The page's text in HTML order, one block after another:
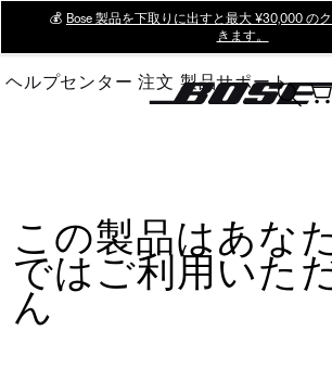
Main
💰 Bose 製品を下取りに出すと最大 ¥30,000 の
きます。
ヘルプセンター 注文 製品サポート
この製品はあな
ではご利用いた
ん